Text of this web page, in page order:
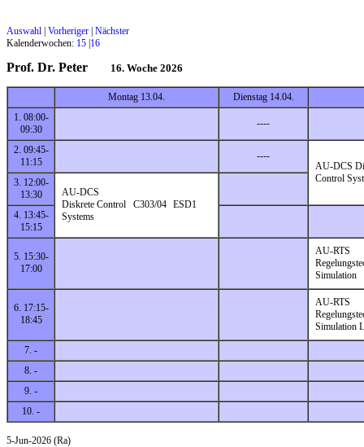
Auswahl Vorheriger Nächster
Kalenderwochen: 15 16
Prof. Dr. Peter 16. Woche 2026
Montag 13.04.
Dienstag 14.04.
1. 08:00-
09:30
----
2. 09:45-
11:15
----
AU-DCS
Control
3. 12:00-
13:30
AU-DCS
Diskrete Control
Systems
C303/04 ESD1
4. 13:45-
15:15
5. 15:30-
17:00
AU-RTS
Simulation
6. 17:15-
18:45
AU-RTS
Simulation
7. -
8. -
9. -
10. -
5-Jun-2026 (Ra)